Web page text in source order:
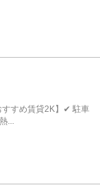
すすめ賃貸2K】✔ 駐車
...